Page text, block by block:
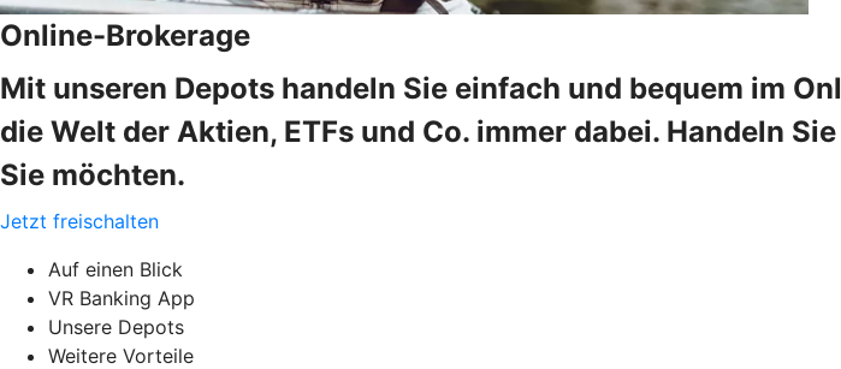
Online-Brokerage
Mit unseren Depots handeln Sie einfach und bequem im
die Welt der Aktien, ETFs und Co. immer dabei. Handeln
Sie möchten.
Jetzt freischalten
Auf einen Blick
VR Banking App
Unsere Depots
Weitere Vorteile